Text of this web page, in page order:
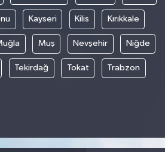
Kayseri Kilis Kırıkkale
Muş Nevşehir Niğde
Tekirdağ Tokat Trabzon